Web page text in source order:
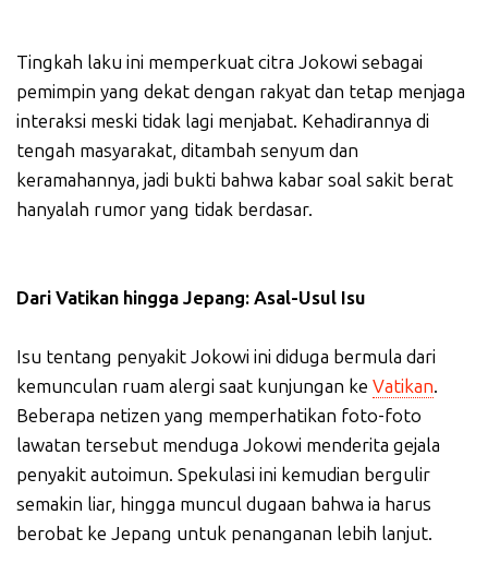
Tingkah laku ini memperkuat citra Jokowi sebagai
pemimpin yang dekat dengan rakyat dan tetap menjaga
interaksi meski tidak lagi menjabat. Kehadirannya di
tengah masyarakat, ditambah senyum dan
keramahannya, jadi bukti bahwa kabar soal sakit berat
hanyalah rumor yang tidak berdasar.
Dari Vatikan hingga Jepang: Asal-Usul Isu
Isu tentang penyakit Jokowi ini diduga bermula dari
kemunculan ruam alergi saat kunjungan ke Vatikan.
Beberapa netizen yang memperhatikan foto-foto
lawatan tersebut menduga Jokowi menderita gejala
penyakit autoimun. Spekulasi ini kemudian bergulir
semakin liar, hingga muncul dugaan bahwa ia harus
berobat ke Jepang untuk penanganan lebih lanjut.